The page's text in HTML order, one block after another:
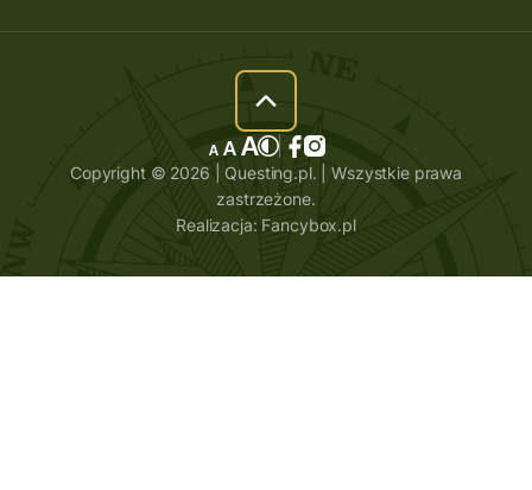
Copyright © 2026 | Questing.pl. | Wszystkie prawa
zastrzeżone.
Realizacja: Fancybox.pl